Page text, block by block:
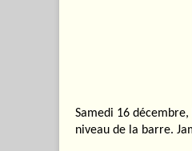
Samedi 16
niveau de la barre.